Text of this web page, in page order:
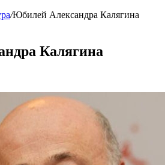
/Юбилей Александра Калягина
Калягина